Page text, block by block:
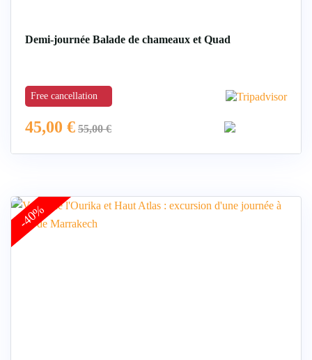
Demi-journée Balade de chameaux et Quad
Free cancellation
45,00 € 55,00€
-40%